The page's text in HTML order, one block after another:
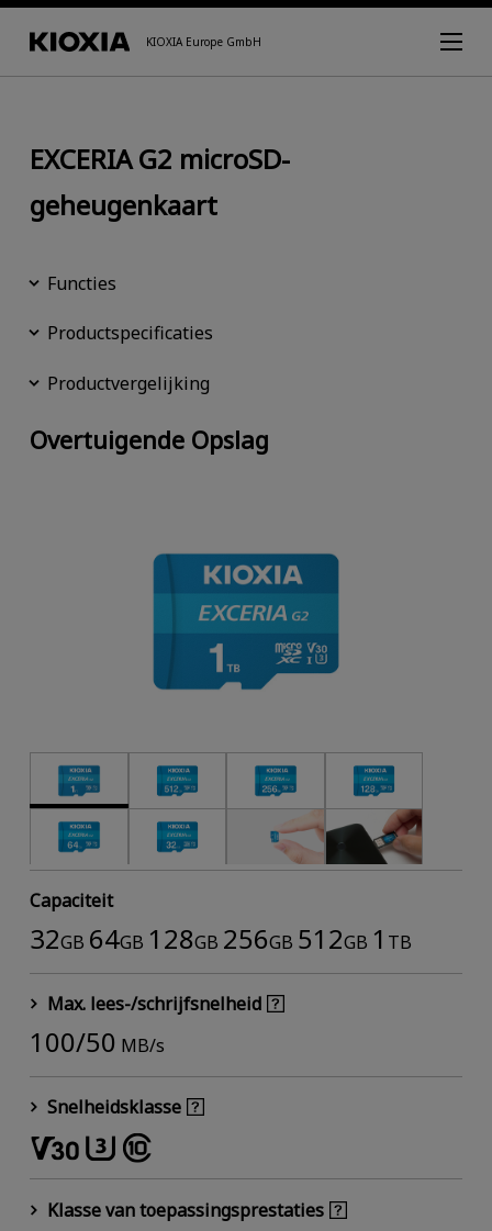
KIOXIA Europe GmbH
EXCERIA G2 microSD-
geheugenkaart
Functies
Productspecificaties
Productvergelijking
Overtuigende Opslag
Capaciteit
32GB 64GB 128GB 256GB 512GB 1 TB
Max. lees-/schrijfsnelheid
100/50 MB/s
Snelheidsklasse
Klasse van toepassingsprestaties